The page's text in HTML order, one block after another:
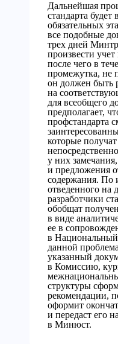
Дальнейшая
стандарта будет
обязательных
все подобные
трех дней
произвести
после чего в
промежутка, не
он должен быть
на
для всеобщего
предполагает,
профстандарта
которые
у них
и предложения
содержания. По
отведенного на
разработчики
обобщат
в виде
ее в
в
данной
указанный
в Комиссию,
структуры
рекомендации,
оформит
и передаст его
в Минюст.